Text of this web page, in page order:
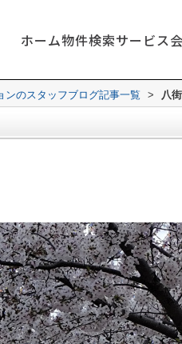
ホーム物件検索サービス
ンのスタッフブログ記事一覧 > 八